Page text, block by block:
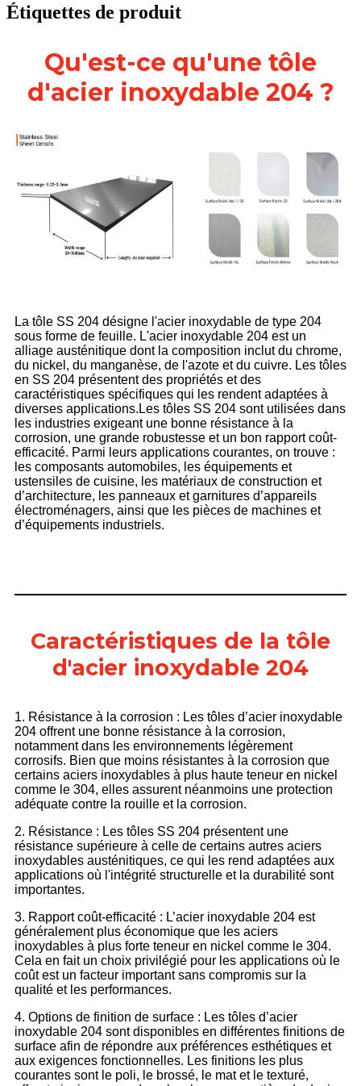
Étiquettes de produit
Qu'est-ce qu'une tôle
d'acier inoxydable 204 ?
La tôle SS 204 désigne l'acier inoxydable de type 204
sous forme de feuille. L'acier inoxydable 204 est un
alliage austénitique dont la composition inclut du chrome,
du nickel, du manganèse, de l'azote et du cuivre. Les tôles
en SS 204 présentent des propriétés et des
caractéristiques spécifiques qui les rendent adaptées à
diverses applications. Les tôles SS 204 sont utilisées dans
les industries exigeant une bonne résistance à la
corrosion, une grande robustesse et un bon rapport coût-
efficacité. Parmi leurs applications courantes, on trouve :
les composants automobiles, les équipements et
ustensiles de cuisine, les matériaux de construction et
d’architecture, les panneaux et garnitures d’appareils
électroménagers, ainsi que les pièces de machines et
d’équipements industriels.
Caractéristiques de la tôle
d'acier inoxydable 204
1. Résistance à la corrosion : Les tôles d’acier inoxydable
204 offrent une bonne résistance à la corrosion,
notamment dans les environnements légèrement
corrosifs. Bien que moins résistantes à la corrosion que
certains aciers inoxydables à plus haute teneur en nickel
comme le 304, elles assurent néanmoins une protection
adéquate contre la rouille et la corrosion.
2. Résistance : Les tôles SS 204 présentent une
résistance supérieure à celle de certains autres aciers
inoxydables austénitiques, ce qui les rend adaptées aux
applications où l'intégrité structurelle et la durabilité sont
importantes.
3. Rapport coût-efficacité : L’acier inoxydable 204 est
généralement plus économique que les aciers
inoxydables à plus forte teneur en nickel comme le 304.
Cela en fait un choix privilégié pour les applications où le
coût est un facteur important sans compromis sur la
qualité et les performances.
4. Options de finition de surface : Les tôles d’acier
inoxydable 204 sont disponibles en différentes finitions de
surface afin de répondre aux préférences esthétiques et
aux exigences fonctionnelles. Les finitions les plus
courantes sont le poli, le brossé, le mat et le texturé,